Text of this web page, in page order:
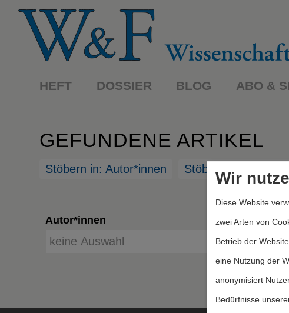
HEFT DOSSIER BLOG ABO &
GEFUNDENE ARTIKEL
Stöbern in: Autor*innen Stöbern in:
Autor*innen
Wir
Diese Website
zwei Arten von
Betrieb der
eine Nutzung der
anonymisiert
Bedürfnisse